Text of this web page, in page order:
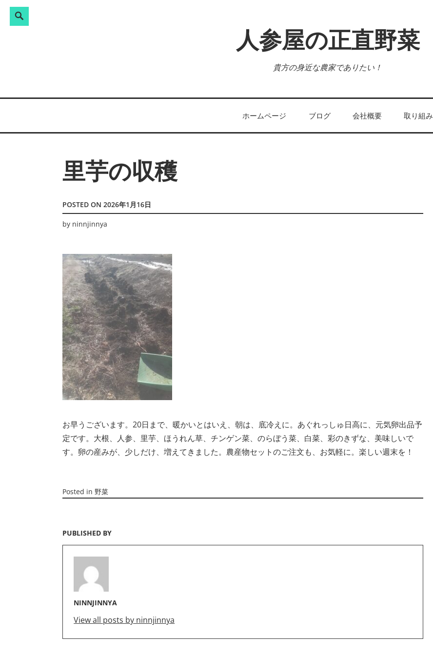
Search
人参屋の正直野菜
貴方の身近な農家でありたい！
ホームページ ブログ 会社概要 取り組み
里芋の収穫
POSTED ON 2026年1月16日
by ninnjinnya
お早うございます。20日まで、暖かいとはいえ、朝は、底冷えに。あぐれっしゅ日高に、元気卵出品予
定です。大根、人参、里芋、ほうれん草、チンゲン菜、のらぼう菜、白菜、彩のきずな、美味しいで
す。卵の産みが、少しだけ、増えてきました。農産物セットのご注文も、お気軽に。楽しい週末を！
Posted in 野菜
PUBLISHED BY
NINNJINNYA
View all posts by ninnjinnya